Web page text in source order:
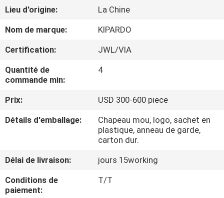
AU
SUJET
DE
VISITE
DE
QUALITÉ
Lieu d'origine:
La Chine
Nom de marque:
KIPARDO
Certification:
JWL/VIA
Quantité de
commande min:
4
Prix:
USD 300-600 piece
Détails d'emballage:
Chapeau mou, logo, sachet en
plastique, anneau de garde,
carton dur.
Délai de livraison:
jours 15working
Conditions de
paiement:
T/T